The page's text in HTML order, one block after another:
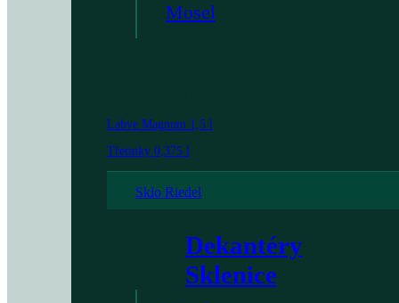
Mosel
Lahve Magnum 1,5 l
Třetinky 0,375 l
Sklo Riedel
Dekantéry
Sklenice